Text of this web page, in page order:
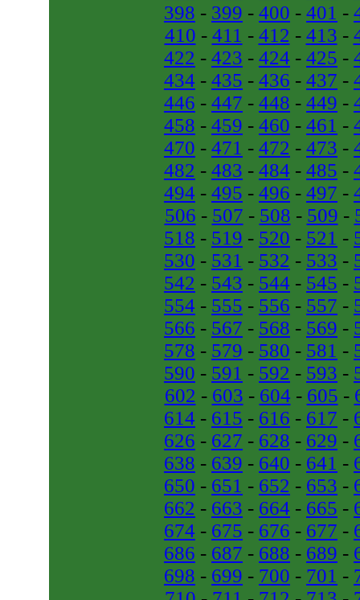
398 - 399 - 400 - 401 -
410 - 411 - 412 - 413 -
422 - 423 - 424 - 425 -
434 - 435 - 436 - 437 -
446 - 447 - 448 - 449 -
458 - 459 - 460 - 461 -
470 - 471 - 472 - 473 -
482 - 483 - 484 - 485 -
494 - 495 - 496 - 497 -
506 - 507 - 508 - 509 -
518 - 519 - 520 - 521 -
530 - 531 - 532 - 533 -
542 - 543 - 544 - 545 -
554 - 555 - 556 - 557 -
566 - 567 - 568 - 569 -
578 - 579 - 580 - 581 -
590 - 591 - 592 - 593 -
602 - 603 - 604 - 605 -
614 - 615 - 616 - 617 -
626 - 627 - 628 - 629 -
638 - 639 - 640 - 641 -
650 - 651 - 652 - 653 -
662 - 663 - 664 - 665 -
674 - 675 - 676 - 677 -
686 - 687 - 688 - 689 -
698 - 699 - 700 - 701 -